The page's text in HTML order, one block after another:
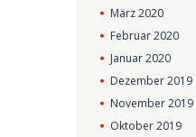
März2020
Februar2020
Januar2020
Dezember2019
November2019
Oktober2019